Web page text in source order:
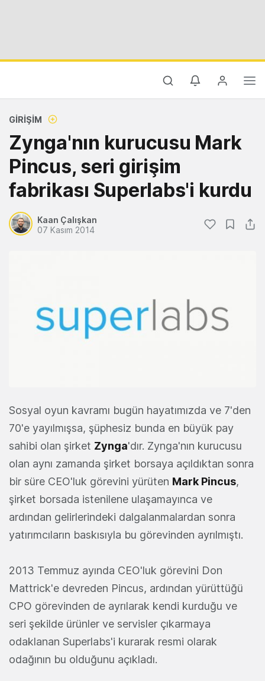
GIRIŞIM
Zynga'nın kurucusu Mark
Pincus, seri girişim
fabrikası Superlabs'i kurdu
Kaan Çalışkan
07 Kasım 2014
Sosyal oyun kavramı bugün hayatımızda ve 7'den
70'e yayılmışsa, şüphesiz bunda en büyük pay
sahibi olan şirket Zynga'dır. Zynga'nın kurucusu
olan aynı zamanda şirket borsaya açıldıktan sonra
bir süre CEO'luk görevini yürüten Mark Pincus,
şirket borsada istenilene ulaşamayınca ve
ardından gelirlerindeki dalgalanmalardan sonra
yatırımcıların baskısıyla bu görevinden ayrılmıştı.
2013 Temmuz ayında CEO'luk görevini Don
Mattrick'e devreden Pincus, ardından yürüttüğü
CPO görevinden de ayrılarak kendi kurduğu ve
seri şekilde ürünler ve servisler çıkarmaya
odaklanan Superlabs'i kurarak resmi olarak
odağının bu olduğunu açıkladı.